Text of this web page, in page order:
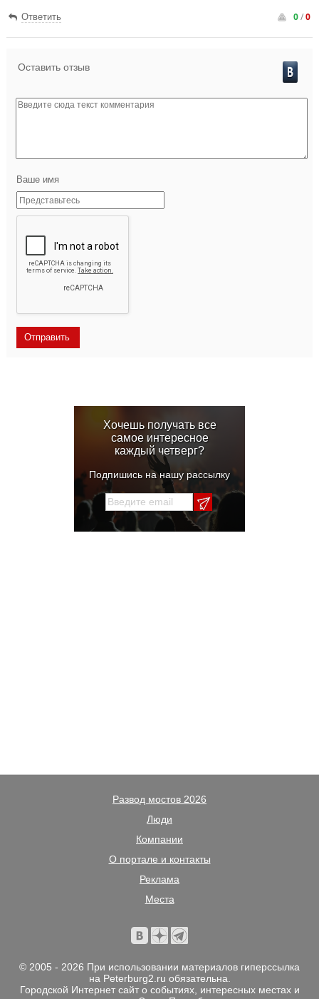
Ответить 0/0
Оставить отзыв
Ваше имя
Хочешь получать все
самое интересное
каждый четверг?
Подпишись на нашу рассылку
Развод мостов 2026
Люди
Компании
О портале и контакты
Реклама
Места
© 2005 - 2026 При использовании материалов гиперссылка
на Peterburg2.ru обязательна.
Городской Интернет сайт о событиях, интересных местах и